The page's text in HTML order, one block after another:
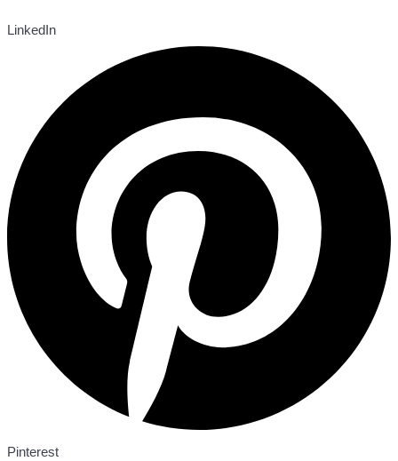
LinkedIn
Pinterest